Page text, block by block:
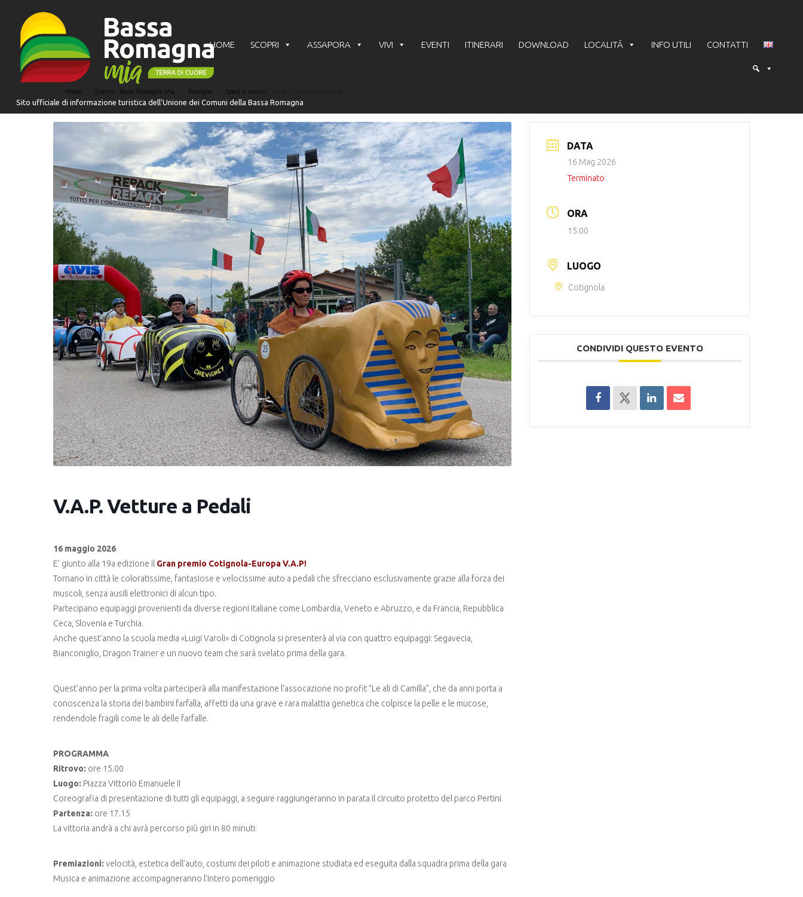
HOME SCOPRI ASSAPORA VIVI EVENTI ITINERARI DOWNLOAD LOCALITÁ INFO UTILI CONTATTI
Home Eventi - Bassa Romagna Mia Famiglie Sport e motori
V.A.P. Vetture a Pedali
16 maggio 2026
E’ giunto alla 19a edizione il Gran premio Cotignola-Europa V.A.P!
Tornano in città le coloratissime, fantasiose e velocissime auto a pedali che sfrecciano esclusivamente grazie alla forza dei
muscoli, senza ausili elettronici di alcun tipo.
Partecipano equipaggi provenienti da diverse regioni italiane come Lombardia, Veneto e Abruzzo, e da Francia, Repubblica
Ceca, Slovenia e Turchia.
Anche quest’anno la scuola media «Luigi Varoli» di Cotignola si presenterà al via con quattro equipaggi: Segavecia,
Bianconiglio, Dragon Trainer e un nuovo team che sarà svelato prima della gara.
Quest’anno per la prima volta parteciperà alla manifestazione l’assocazione no profit “Le ali di Camilla”, che da anni porta a
conoscenza la storia dei bambini farfalla, affetti da una grave e rara malattia genetica che colpisce la pelle e le mucose,
rendendole fragili come le ali delle farfalle.
PROGRAMMA
Ritrovo: ore 15.00
Luogo: Piazza Vittorio Emanuele II
Coreografia di presentazione di tutti gli equipaggi, a seguire raggiungeranno in parata il circuito protetto del parco Pertini
Partenza: ore 17.15
La vittoria andrà a chi avrà percorso più giri in 80 minuti.
Premiazioni: velocità, estetica dell’auto, costumi dei piloti e animazione studiata ed eseguita dalla squadra prima della gara
Musica e animazione accompagneranno l’intero pomeriggio
DATA
16 Mag 2026
Terminato
ORA
15:00
LUOGO
Cotignola
CONDIVIDI QUESTO EVENTO